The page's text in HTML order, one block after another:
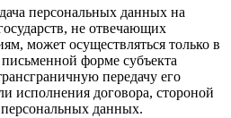
персональных данных на
не отвечающих
может осуществляться только в
форме субъекта
передачу его
исполнения договора, стороной
персональных данных.